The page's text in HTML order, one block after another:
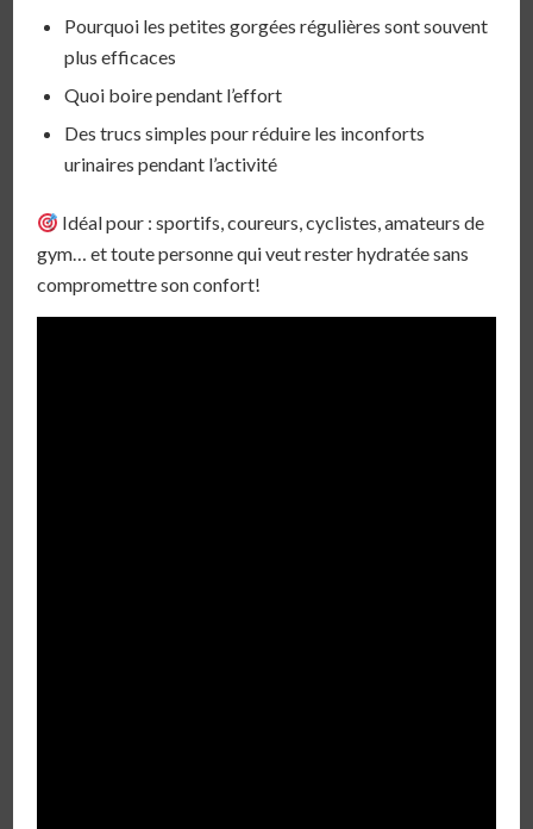
Pourquoi les petites gorgées régulières sont souvent
plus efficaces
Quoi boire pendant l’effort
Des trucs simples pour réduire les inconforts
urinaires pendant l’activité
Idéal pour : sportifs, coureurs, cyclistes, amateurs de
gym… et toute personne qui veut rester hydratée sans
compromettre son confort!